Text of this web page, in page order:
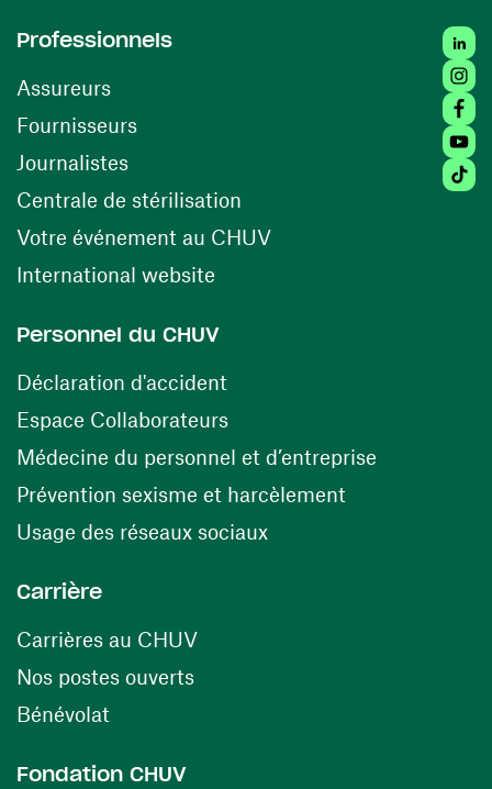
Professionnels
Assureurs
Fournisseurs(ouvre une nouvelle fenêtre)
Journalistes
Centrale de stérilisation (ouvre une nouvelle
Votre événement au CHUV(ouvre une nouvelle
International website
Personnel du CHUV
Déclaration d'accident
Espace Collaborateurs(ouvre une nouvelle fenêtre)
Médecine du personnel et d’entreprise
Prévention sexisme et harcèlement
Usage des réseaux sociaux(ouvre une nouvelle
Carrière
Carrières au CHUV(ouvre une nouvelle fenêtre)
Nos postes ouverts(ouvre une nouvelle fenêtre)
Bénévolat
Fondation CHUV